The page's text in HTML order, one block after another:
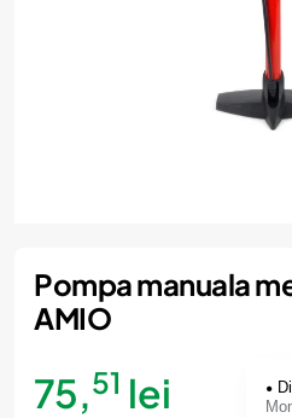
Momentan indisponibil
Pompa manuala
AMIO
75,51 lei